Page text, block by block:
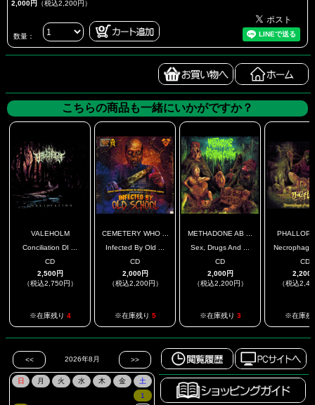
2,000円 （税込2,200円）
数量：
こちらの商品も一緒にいかがですか？
VALEHOLM
Conciliation DI ...
CD
2,500円
（税込2,750円）
※在庫残り 4
CEMETERY WHO ...
Infected By Old ...
CD
2,000円
（税込2,200円）
※在庫残り 5
METHADONE AB ...
Sex, Drugs And ...
CD
2,000円
（税込2,200円）
※在庫残り 3
CD
2,200
（税込
※在庫残